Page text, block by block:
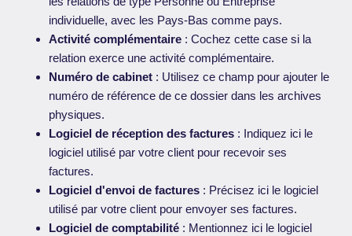
individuelle, avec les Pays-Bas comme pays.
Activité complémentaire : Cochez cette case si la
relation exerce une activité complémentaire.
Numéro de cabinet : Utilisez ce champ pour ajouter le
numéro de référence de ce dossier dans les archives
physiques.
Logiciel de réception des factures : Indiquez ici le
logiciel utilisé par votre client pour recevoir ses
factures.
Logiciel d'envoi de factures : Précisez ici le logiciel
utilisé par votre client pour envoyer ses factures.
Logiciel de comptabilité : Mentionnez ici le logiciel